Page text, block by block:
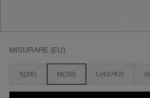
MISURARE (EU)
S(36) M(38) L(40/42)